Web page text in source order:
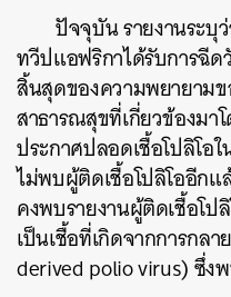
ปัจจุบัน รายงานระบุ
ทวีปแอฟริกาได้รับการฉี
สิ้นสุดของความพยายาม
สาธารณสุขที่เกี่ยวข้องมา
ประกาศปลอดเชื้อโปลิโอ
ไม่พบผู้ติดเชื้อโปลิโออีกแ
คงพบรายงานผู้ติดเชื้อโป
เป็นเชื้อที่เกิดจากการก
derived polio virus) ซึ่ง